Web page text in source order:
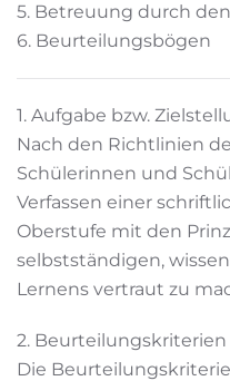
5. Betreuung durch
6. Beurteilungsbögen
1. Aufgabe bzw.
Nach den Richtlinien
Schülerinnen und
Verfassen einer
Oberstufe mit den
selbstständigen,
Lernens vertraut zu
2. Beurteilungskriterien
Die